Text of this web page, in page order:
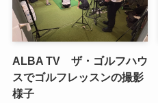
ALBA TV ザ・ゴルフハウ
スでゴルフレッスンの撮影
様子